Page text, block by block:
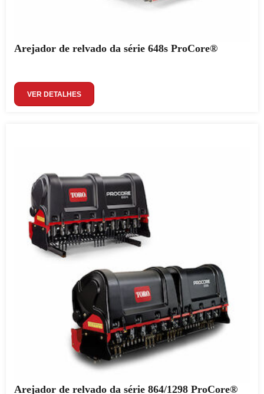
Arejador de relvado da série 648s ProCore®
VER DETALHES
Arejador de relvado da série 864/1298 ProCore®